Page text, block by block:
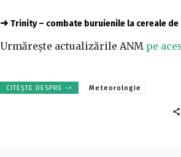
➜ Trinity – combate buruienile la cereale de
Urmărește actualizările ANM pe
CITEȘTE DESPRE -> Meteorologie